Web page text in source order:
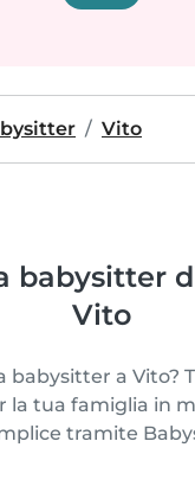
Vito
babysitter
Vito
babysitter a Vito?
la tua famiglia in
tramite